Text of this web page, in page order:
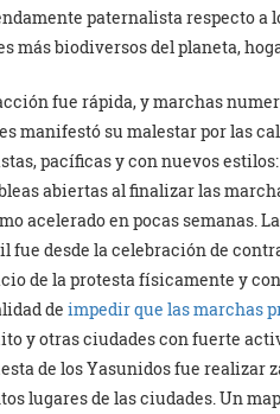
paternalista respecto a
más biodiversos del planeta,
fue rápida, y marchas
manifestó su malestar por las
pacíficas y con nuevos
abiertas al finalizar las
acelerado en pocas semanas.
fue desde la celebración de
de la protesta físicamente y
de impedir que las marchas
y otras ciudades con fuerte
de los Yasunidos fue realizar
lugares de las ciudades. Un